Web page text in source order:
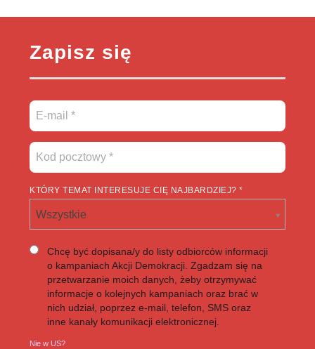
Zapisz się
KTÓRY TEMAT INTERESUJE CIĘ NAJBARDZIEJ? *
Wszystkie
Chcę być dopisana/y do listy odbiorców informacji
o kampaniach Akcji Demokracji. Zgadzam się na
przetwarzanie moich danych, żeby otrzymywać
informacje o kolejnych kampaniach oraz brać w
nich udział, poprzez e-mail, telefon, SMS oraz
inne kanały komunikacji elektronicznej.
Nie wUS?